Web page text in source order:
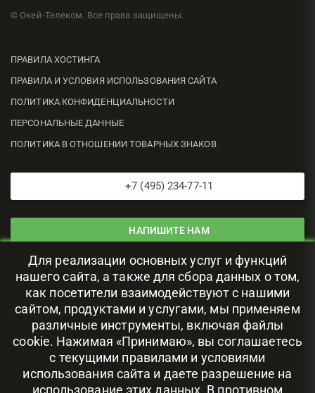
© Окей-Телеком. Все права защищены.
ПРАВИЛА ХОСТИНГА
ПРАВИЛА И УСЛОВИЯ ИСПОЛЬЗОВАНИЯ САЙТА
ПОЛИТИКА КОНФИДЕНЦИАЛЬНОСТИ
ПЕРСОНАЛЬНЫЕ ДАННЫЕ
ПОЛИТИКА В ОТНОШЕНИИ ТОВАРНЫХ ЗНАКОВ
+7 (495) 234-77-11
НАПИШИТЕ НАМ
ЦОД В РОССИИ
111024, г. Москва, ул. Авиамоторная, 69
Для реализации основных услуг и функций
нашего сайта, а также для сбора данных о том,
как посетители взаимодействуют с нашими
сайтом, продуктами и услугами, мы применяем
различные инструменты, включая файлы
cookie. Нажимая «Принимаю», вы соглашаетесь
с текущими правилами и условиями
использования сайта и даете разрешение на
использование этих данных. В противном